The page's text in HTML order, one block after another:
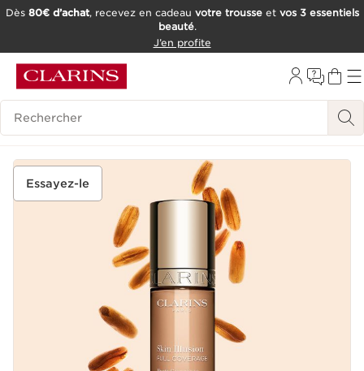
OUTIL D'ACCESSIBILITÉ
Dès 80€ d’achat, recevez en cadeau votre trousseet vos 3 essentiels
beauté.
J’en profite
Historique des recherches
Essayez-le